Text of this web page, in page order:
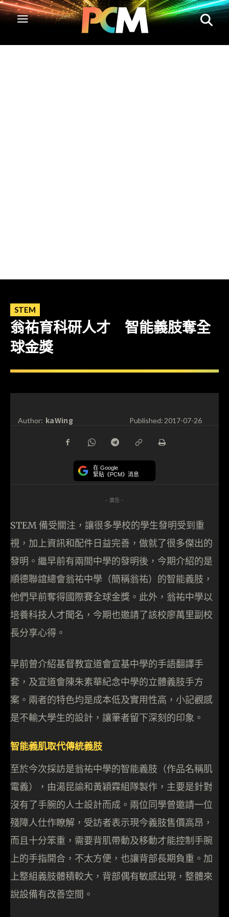
STEM
翁祐育科研人才 智能義肢奪全
球金獎
Author: kaWing Published:2017-07-26
在 Google
緊貼《PCM》消息
- 廣告 -
STEM 備受關注，讓很多學校的學生發明受到重
視，加上資訊和配件日益完善，做就了很多傑出的
發明。繼早前有兩間中學的發明後，今期介紹的是
順德聯誼總會翁祐中學（簡稱翁祐）的智能義肢，
他們早前奪得國際賽全球金獎。此外，翁祐中學以
培養科技人才聞名，今期也邀請了該校廖萬里副校
長分享心得。
早前曾介紹基督教宣道會宣基中學的手語翻譯手
套，及宣道會陳朱素華紀念中學的立體義肢手方
案。兩者的特色均是成本低及實用性高，小記觀感
是不輸大學生的設計，讓筆者留下深刻的印象。
智能義肌取代傳統義肢
至於今次採訪是翁祐中學的智能義肢（作品名稱肌
電義），由湯昆諭和黃穎霖組隊製作，主要是針對
沒有了手腕的人士設計而成。兩位同學曾邀請一位
殘障人仕作瞭解，受訪者表示現今義肢售價高昂，
而且十分笨重，需要背肌帶動及移動才能控制手腕
上的手指開合，不太方便，也讓背部長期負重。加
上整組義肢體積較大，背部偶有敏感出現，整體來
說設備有改善空間。